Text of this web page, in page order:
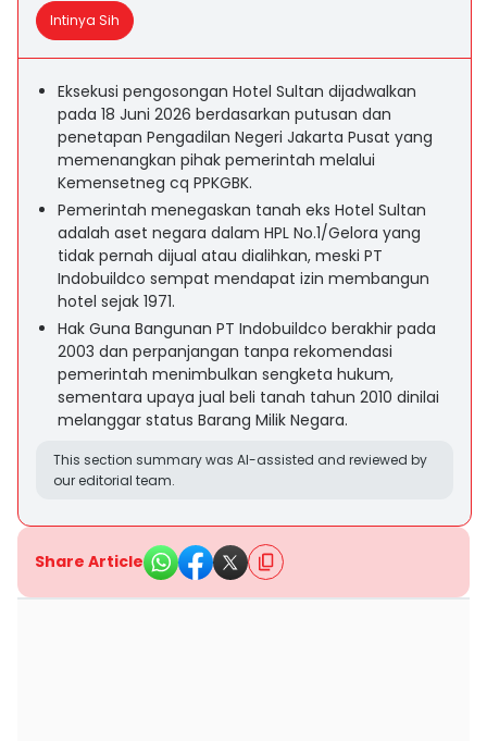
Intinya Sih
Eksekusi pengosongan Hotel Sultan dijadwalkan
pada 18 Juni 2026 berdasarkan putusan dan
penetapan Pengadilan Negeri Jakarta Pusat yang
memenangkan pihak pemerintah melalui
Kemensetneg cq PPKGBK.
Pemerintah menegaskan tanah eks Hotel Sultan
adalah aset negara dalam HPL No.1/Gelora yang
tidak pernah dijual atau dialihkan, meski PT
Indobuildco sempat mendapat izin membangun
hotel sejak 1971.
Hak Guna Bangunan PT Indobuildco berakhir pada
2003 dan perpanjangan tanpa rekomendasi
pemerintah menimbulkan sengketa hukum,
sementara upaya jual beli tanah tahun 2010 dinilai
melanggar status Barang Milik Negara.
This section summary was AI-assisted and reviewed by
our editorial team.
Share Article